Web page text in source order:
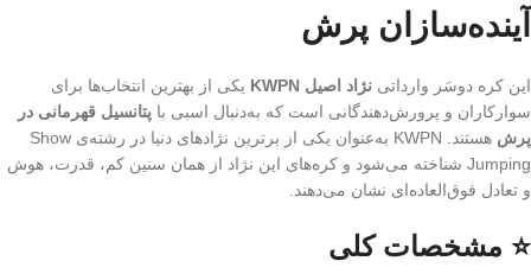
آینده‌سازان پرش
این کره دوسَر وارداتی نژاد اصیل KWPN
یکی از بهترین انتخاب‌ها برای
سوارکاران و پرورش‌دهندگانی است که به‌دنبال اسبی با پتانسیل قهرمانی در
پرش
هستند. KWPN به‌عنوان یکی از برترین نژادهای دنیا در رشته‌ی Show
Jumping شناخته می‌شود و کره‌های این نژاد از همان سنین کم، قدرت، هوش
و تعادل فوق‌العاده‌ای نشان می‌دهند.
⭐ مشخصات کلی